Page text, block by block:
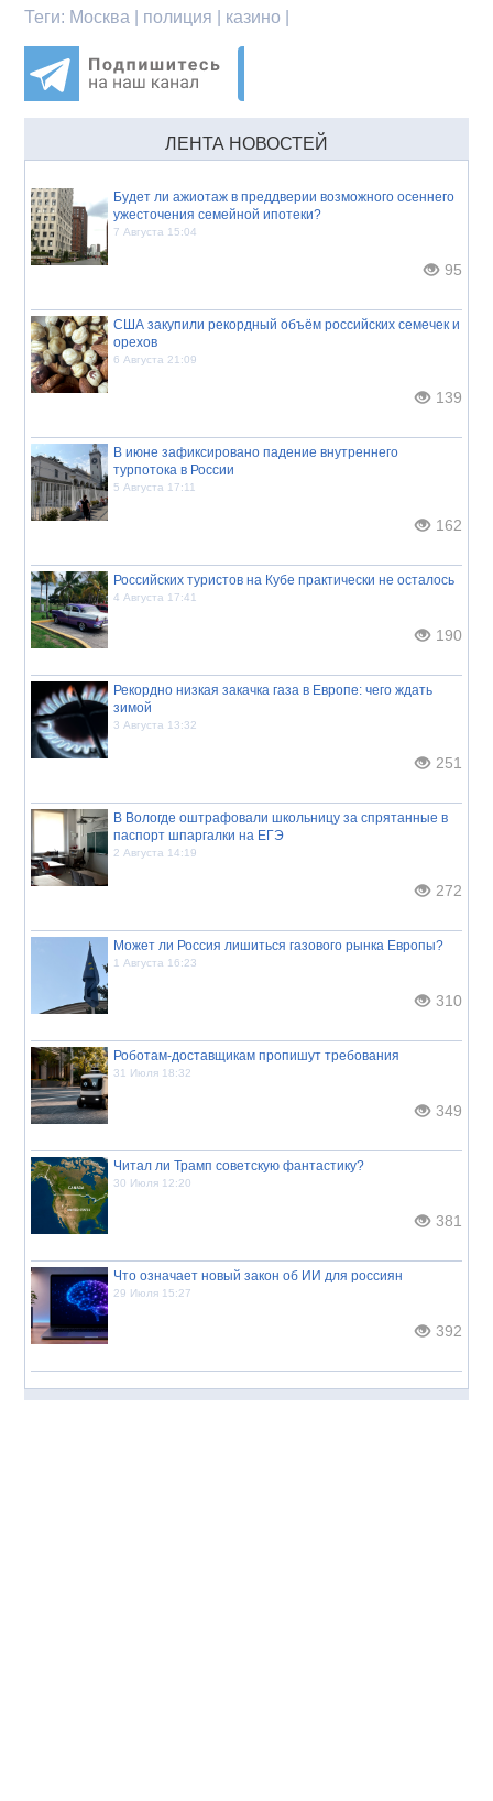
Теги: Москва | полиция | казино |
ЛЕНТА НОВОСТЕЙ
Будет ли ажиотаж в преддверии возможного осеннего
ужесточения семейной ипотеки?
7 Августа 15:04
95
США закупили рекордный объём российских семечек и
орехов
6 Августа 21:09
139
В июне зафиксировано падение внутреннего
турпотока в России
5 Августа 17:11
162
Российских туристов на Кубе практически не осталось
4 Августа 17:41
190
Рекордно низкая закачка газа в Европе: чего ждать
зимой
3 Августа 13:32
251
В Вологде оштрафовали школьницу за спрятанные в
паспорт шпаргалки на ЕГЭ
2 Августа 14:19
272
Может ли Россия лишиться газового рынка Европы?
1 Августа 16:23
310
Роботам-доставщикам пропишут требования
31 Июля 18:32
349
Читал ли Трамп советскую фантастику?
30 Июля 12:20
381
Что означает новый закон об ИИ для россиян
29 Июля 15:27
392